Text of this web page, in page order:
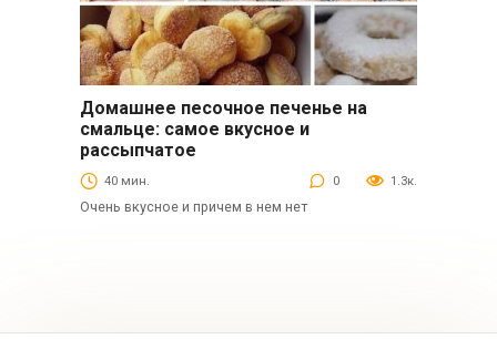
Домашнее песочное печенье на
смальце: самое вкусное и
рассыпчатое
40 мин. 0 1.3к.
Очень вкусное и причем в нем нет